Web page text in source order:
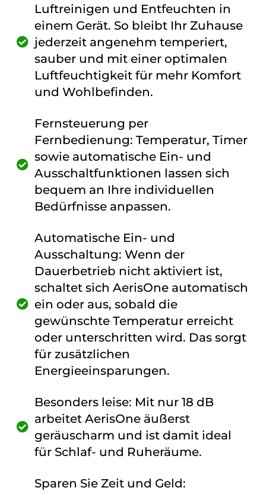
Luftreinigen und Entfeuchten in
einem Gerät. So bleibt Ihr Zuhause
jederzeit angenehm temperiert,
sauber und mit einer optimalen
Luftfeuchtigkeit für mehr Komfort
und Wohlbefinden.
Fernsteuerung per
Fernbedienung: Temperatur, Timer
sowie automatische Ein- und
Ausschaltfunktionen lassen sich
bequem an Ihre individuellen
Bedürfnisse anpassen.
Automatische Ein- und
Ausschaltung: Wenn der
Dauerbetrieb nicht aktiviert ist,
schaltet sich AerisOne automatisch
ein oder aus, sobald die
gewünschte Temperatur erreicht
oder unterschritten wird. Das sorgt
für zusätzlichen
Energieeinsparungen.
Besonders leise: Mit nur 18 dB
arbeitet AerisOne äußerst
geräuscharm und ist damit ideal
für Schlaf- und Ruheräume.
Sparen Sie Zeit und Geld: